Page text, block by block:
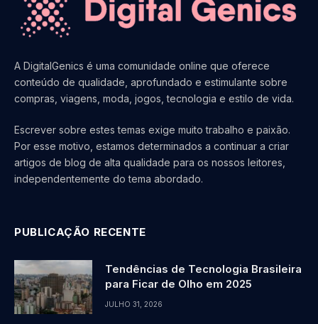
A DigitalGenics é uma comunidade online que oferece
conteúdo de qualidade, aprofundado e estimulante sobre
compras, viagens, moda, jogos, tecnologia e estilo de vida.
Escrever sobre estes temas exige muito trabalho e paixão.
Por esse motivo, estamos determinados a continuar a criar
artigos de blog de alta qualidade para os nossos leitores,
independentemente do tema abordado.
PUBLICAÇÃO RECENTE
Tendências de Tecnologia Brasileira
para Ficar de Olho em 2025
JULHO 31, 2026